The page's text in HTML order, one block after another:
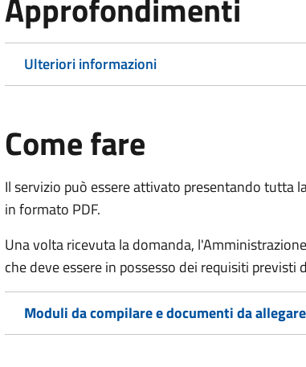
Approfondimenti
Ulteriori informazioni
Come fare
Il servizio può essere attivato presentando tutta
in formato PDF.
Una volta ricevuta la domanda,
che deve essere in possesso dei requisiti previsti
Moduli da compilare e documenti da allegare